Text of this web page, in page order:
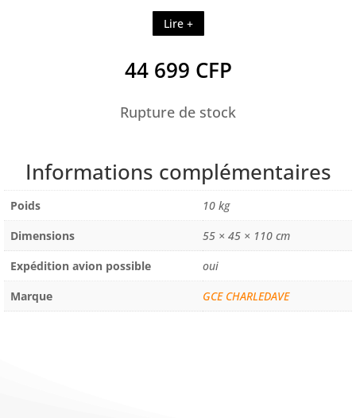
Lire +
44 699 CFP
Rupture de stock
Informations complémentaires
Poids
10 kg
Dimensions
55 × 45 × 110 cm
Expédition avion possible
oui
Marque
GCE CHARLEDAVE